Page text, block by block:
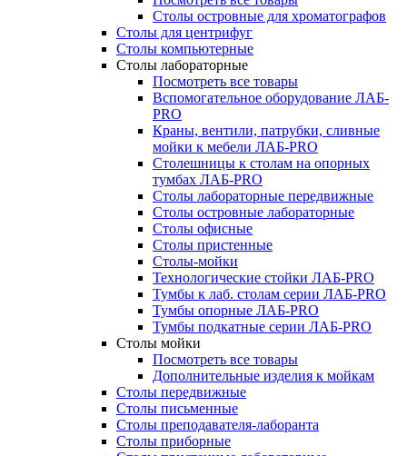
Столы островные для хроматографов
Столы для центрифуг
Столы компьютерные
Столы лабораторные
Посмотреть все товары
Вспомогательное оборудование ЛАБ-
PRO
Краны, вентили, патрубки, сливные
мойки к мебели ЛАБ-PRO
Столешницы к столам на опорных
тумбах ЛАБ-PRO
Столы лабораторные передвижные
Столы островные лабораторные
Столы офисные
Столы пристенные
Столы-мойки
Технологические стойки ЛАБ-PRO
Тумбы к лаб. столам серии ЛАБ-PRO
Тумбы опорные ЛАБ-PRO
Тумбы подкатные серии ЛАБ-PRO
Столы мойки
Посмотреть все товары
Дополнительные изделия к мойкам
Столы передвижные
Столы письменные
Столы преподавателя-лаборанта
Столы приборные